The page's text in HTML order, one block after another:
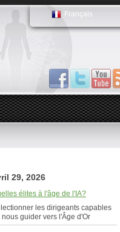
Français
29, 2026
élites à l'âge de l'IA?
les dirigeants capables
nous guider vers l'Âge d'Or